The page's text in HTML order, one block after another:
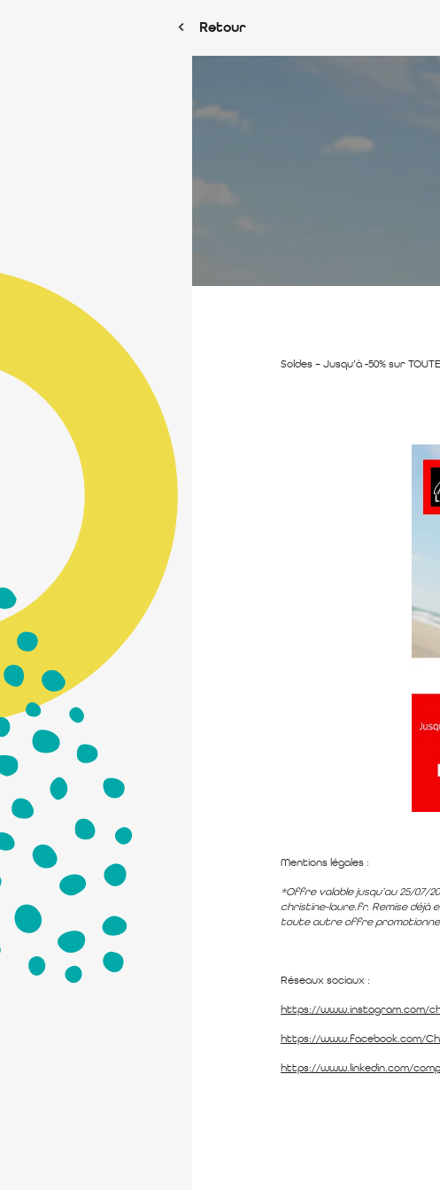
Retour
Soldes – Jusqu’à -50% sur
Mentions légales :
*Offre valable jusqu’au 25/07/
christine-laure.fr. Remise déjà
toute autre offre
Réseaux sociaux :
https://www.instagram.com/
https://www.facebook.com/
https://www.linkedin.com/